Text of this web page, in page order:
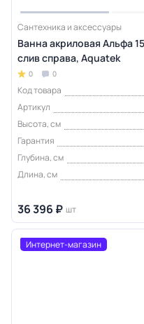
Сантехника и аксессуары
Ванна акриловая Альфа
слив справа, Aquatek
0 0
Код товара
Артикул
Высота, см
Гарантия
Глубина, см
Длина, см
36 396 ₽ шт
Интернет-магазин